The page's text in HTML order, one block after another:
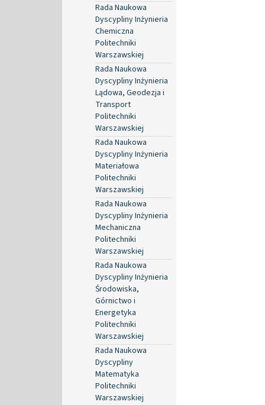
Rada Naukowa
Dyscypliny Inżynieria
Chemiczna
Politechniki
Warszawskiej
Rada Naukowa
Dyscypliny Inżynieria
Lądowa, Geodezja i
Transport
Politechniki
Warszawskiej
Rada Naukowa
Dyscypliny Inżynieria
Materiałowa
Politechniki
Warszawskiej
Rada Naukowa
Dyscypliny Inżynieria
Mechaniczna
Politechniki
Warszawskiej
Rada Naukowa
Dyscypliny Inżynieria
Środowiska,
Górnictwo i
Energetyka
Politechniki
Warszawskiej
Rada Naukowa
Dyscypliny
Matematyka
Politechniki
Warszawskiej